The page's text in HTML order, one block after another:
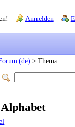
Anmelden
(de) > Thema